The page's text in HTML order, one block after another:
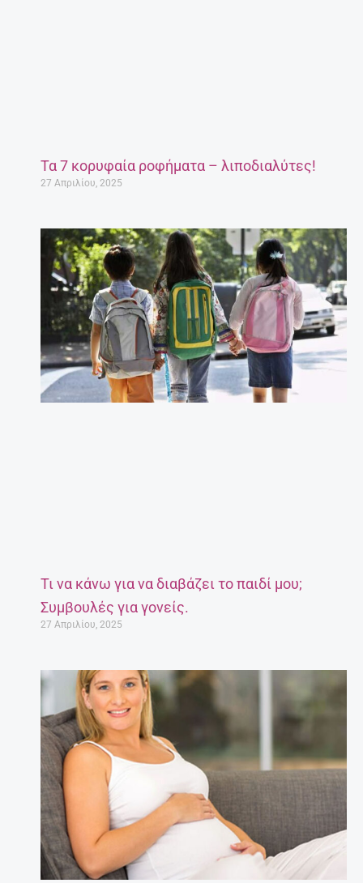
Τα 7 κορυφαία ροφήματα – λιποδιαλύτες!
27 Απριλίου, 2025
Τι να κάνω για να διαβάζει το παιδί μου;
Συμβουλές για γονείς.
27 Απριλίου, 2025